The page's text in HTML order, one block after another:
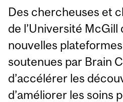
Des chercheuses et
de l’Université McGill
nouvelles
soutenues par Brain
d’accélérer les
d’améliorer les soins